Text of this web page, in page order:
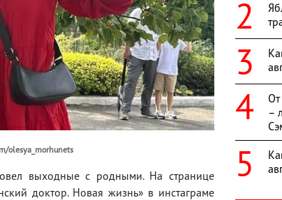
olesya_morhunets
выходные с родными. На странице
доктор. Новая жизнь» в инстаграме
–